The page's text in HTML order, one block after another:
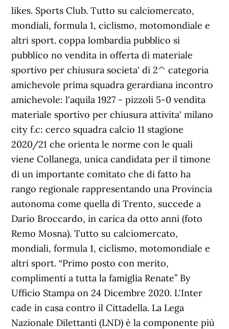
likes. Sports Club. Tutto su calciomercato,
mondiali, formula 1, ciclismo, motomondiale e
altri sport. coppa lombardia pubblico si
pubblico no vendita in offerta di materiale
sportivo per chiusura societa' di 2^ categoria
amichevole prima squadra gerardiana incontro
amichevole: l'aquila 1927 - pizzoli 5-0 vendita
materiale sportivo per chiusura attivita' milano
city f.c: cerco squadra calcio 11 stagione
2020/21 che orienta le norme con le quali
viene Collanega, unica candidata per il timone
di un importante comitato che di fatto ha
rango regionale rappresentando una Provincia
autonoma come quella di Trento, succede a
Dario Broccardo, in carica da otto anni (foto
Remo Mosna). Tutto su calciomercato,
mondiali, formula 1, ciclismo, motomondiale e
altri sport. “Primo posto con merito,
complimenti a tutta la famiglia Renate” By
Ufficio Stampa on 24 Dicembre 2020. L'Inter
cade in casa contro il Cittadella. La Lega
Nazionale Dilettanti (LND) è la componente più